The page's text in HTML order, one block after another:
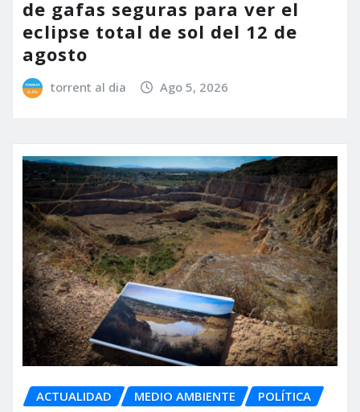
de gafas seguras para ver el
eclipse total de sol del 12 de
agosto
torrent al dia Ago 5, 2026
ACTUALIDAD MEDIO AMBIENTE POLÍTICA